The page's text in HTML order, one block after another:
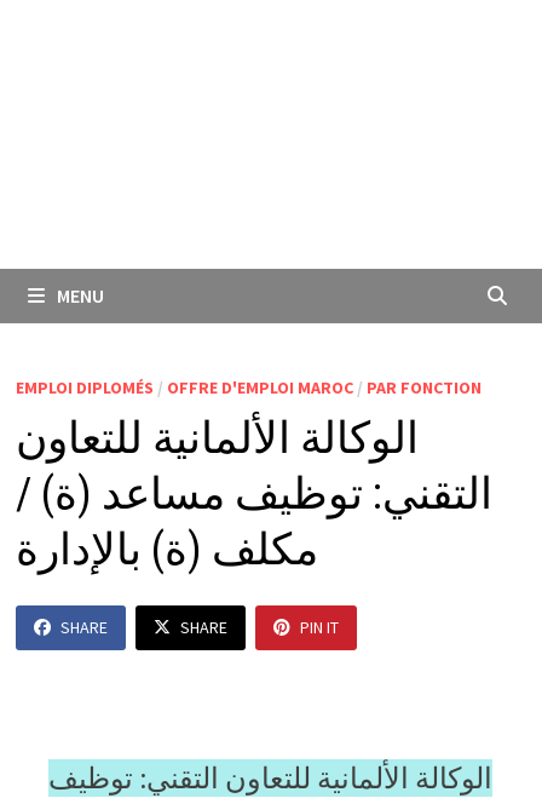
MENU
EMPLOI DIPLOMÉS / OFFRE D'EMPLOI MAROC/ PAR FONCTION
الوكالة الألمانية للتعاون
التقني: توظيف مساعد (ة) /
مكلف (ة) بالإدارة
SHARE SHARE PIN IT
الوكالة الألمانية للتعاون التقني: توظيف